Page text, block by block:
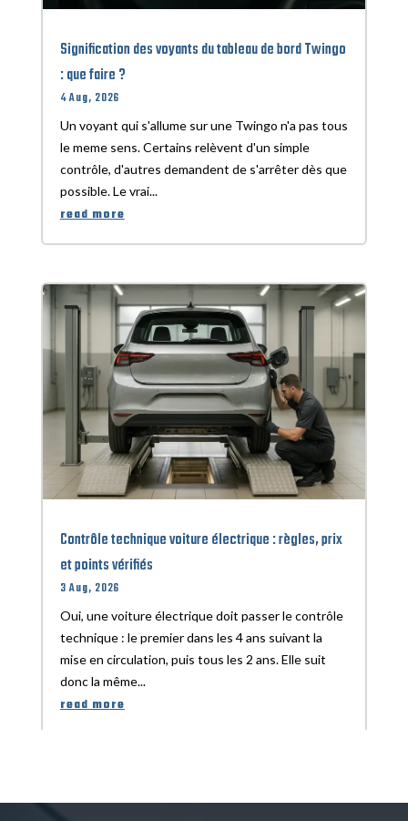
Signification des voyants du tableau de bord Twingo
: que faire ?
4 Aug, 2026
Un voyant qui s'allume sur une Twingo n'a pas tous
le meme sens. Certains relèvent d'un simple
contrôle, d'autres demandent de s'arrêter dès que
possible. Le vrai...
read more
Contrôle technique voiture électrique : règles, prix
et points vérifiés
3 Aug, 2026
Oui, une voiture électrique doit passer le contrôle
technique : le premier dans les 4 ans suivant la
mise en circulation, puis tous les 2 ans. Elle suit
donc la même...
read more